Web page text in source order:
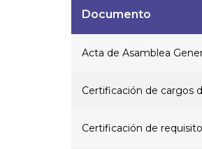
Documento
Acta de Asamblea
Certificación de cargos
Certificación de